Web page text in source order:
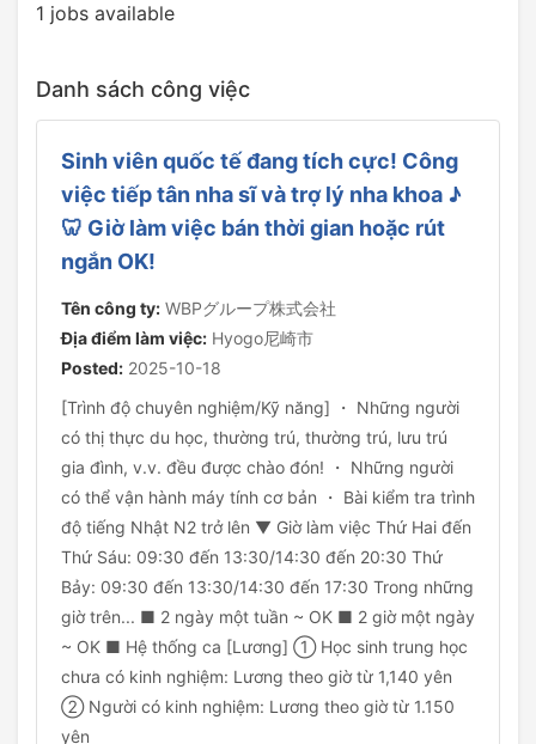
1 jobs available
Danh sách công việc
Sinh viên quốc tế đang tích cực! Công
việc tiếp tân nha sĩ và trợ lý nha khoa ♪
🦷 Giờ làm việc bán thời gian hoặc rút
ngắn OK!
Tên công ty: WBPグループ株式会社
Địa điểm làm việc: Hyogo尼崎市
Posted: 2025-10-18
[Trình độ chuyên nghiệm/Kỹ năng] ・ Những người
có thị thực du học, thường trú, thường trú, lưu trú
gia đình, v.v. đều được chào đón! ・ Những người
có thể vận hành máy tính cơ bản ・ Bài kiểm tra trình
độ tiếng Nhật N2 trở lên ▼ Giờ làm việc Thứ Hai đến
Thứ Sáu: 09:30 đến 13:30/14:30 đến 20:30 Thứ
Bảy: 09:30 đến 13:30/14:30 đến 17:30 Trong những
giờ trên... ■ 2 ngày một tuần ~ OK ■ 2 giờ một ngày
~ OK ■ Hệ thống ca [Lương] ① Học sinh trung học
chưa có kinh nghiệm: Lương theo giờ từ 1,140 yên
② Người có kinh nghiệm: Lương theo giờ từ 1.150
yên